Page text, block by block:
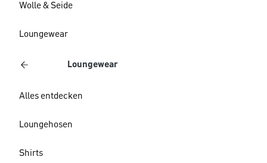
Wolle & Seide
Loungewear
Loungewear
Alles entdecken
Loungehosen
Shirts